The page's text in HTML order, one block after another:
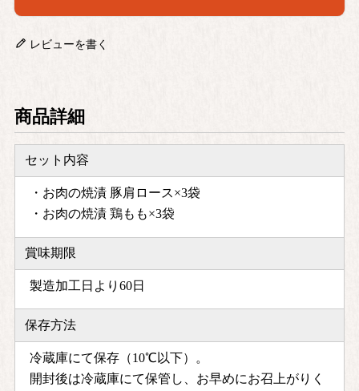
レビューを書く
商品詳細
セット内容
・お肉の焼漬 豚肩ロース×3袋
・お肉の焼漬 鶏もも×3袋
賞味期限
製造加工日より60日
保存方法
冷蔵庫にて保存（10℃以下）。
開封後は冷蔵庫にて保管し、お早めにお召上がりく